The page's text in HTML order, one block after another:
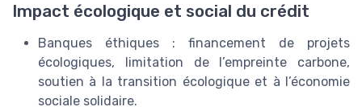
Impact écologique et social du crédit
Banques éthiques : financement de projets
écologiques, limitation de l’empreinte carbone,
soutien à la transition écologique et à l’économie
sociale solidaire.